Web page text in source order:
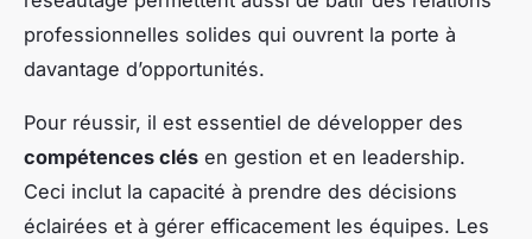
professionnelles solides qui ouvrent la porte à
davantage d’opportunités.
Pour réussir, il est essentiel de développer des
compétences clés en gestion et en leadership.
Ceci inclut la capacité à prendre des décisions
éclairées et à gérer efficacement les équipes. Les